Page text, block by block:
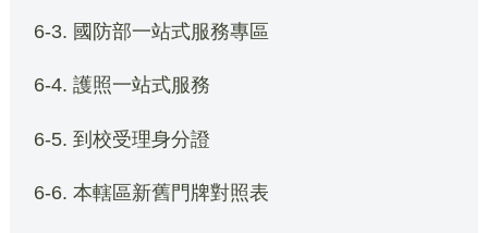
6-3. 國防部一站式服務專區
6-4. 護照一站式服務
6-5. 到校受理身分證
6-6. 本轄區新舊門牌對照表